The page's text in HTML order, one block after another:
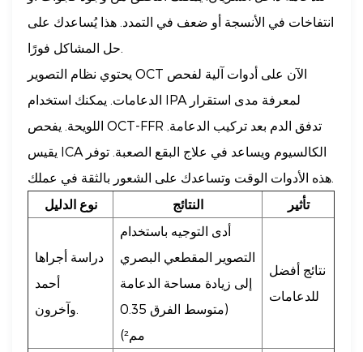
انتفاخات في الأنسجة أو ضعف في التمدد. هذا يُساعدك على
يحتوي نظام التصوير OCT الآن على أدوات آلية لفحص
الدعامات. يمكنك استخدام IPA لمعرفة مدى استقرار
اللويحة. يفحص OCT-FFR تدفق الدم بعد تركيب الدعامة.
يقيس ICA الكالسيوم ويساعد في علاج البقع الصعبة. توفر
نوع الدليل
النتائج تأثير
دراسة أجراها
أحمد
أدى التوجيه باستخدام
التصوير المقطعي البصري
إلى زيادة مساحة الدعامة
(متوسط ​​الفرق 0.35
مم²)
نتائج أفضل
للدعامات